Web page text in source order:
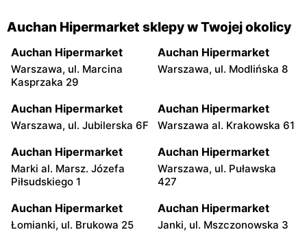
Auchan Hipermarket sklepy w Twojej okolicy
Auchan Hipermarket
Warszawa, ul. Marcina
Kasprzaka 29
Auchan Hipermarket
Warszawa, ul. Modlińska 8
Auchan Hipermarket
Warszawa, ul. Jubilerska 6F
Auchan Hipermarket
Warszawa al. Krakowska 61
Auchan Hipermarket
Marki al. Marsz. Józefa
Piłsudskiego 1
Auchan Hipermarket
Warszawa, ul. Puławska
427
Auchan Hipermarket
Łomianki, ul. Brukowa 25
Auchan Hipermarket
Janki, ul. Mszczonowska 3